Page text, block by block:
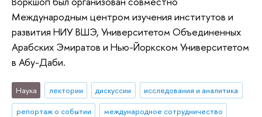
Международным центром изучения институтов и
развития НИУ ВШЭ, Университетом Объединенных
Арабских Эмиратов и Нью-Йоркском Университетом
в Абу-Даби.
Наука лектории дискуссии
исследования и аналитика
репортаж о событии
международное сотрудничество